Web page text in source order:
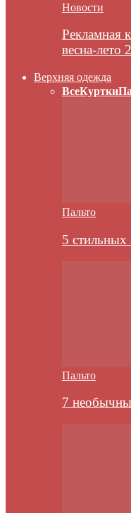
Новости
Рекламная
весна-лето
Верхняя одежда
ВсеКуртки
Пальто
5 стильных
Пальто
7